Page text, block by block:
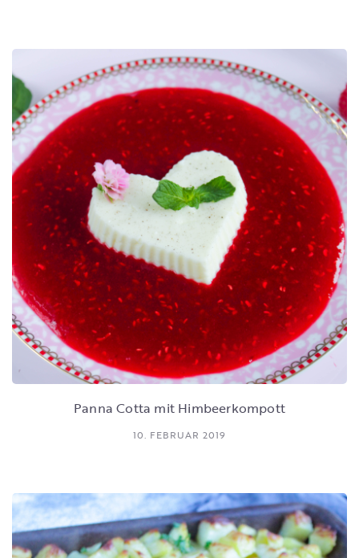
Panna Cotta mit Himbeerkompott
10. FEBRUAR 2019